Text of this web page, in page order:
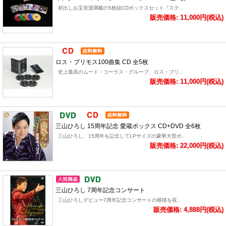
初出しお宝音源満載の5枚組CDボックスセット『ステ..
販売価格: 11,000円(税込)
ロス・プリモス100曲集 CD 全5枚
史上最高のムード・コーラス・グループ、ロス・プリ..
販売価格: 11,000円(税込)
三山ひろし 15周年記念 愛蔵ボックス CD+DVD 全6枚
三山ひろし、15周年を記念してLPサイズの豪華大型ボ..
販売価格: 22,000円(税込)
三山ひろし 7周年記念コンサート
三山ひろしデビュー7周年記念コンサートの模様を収..
販売価格: 4,888円(税込)